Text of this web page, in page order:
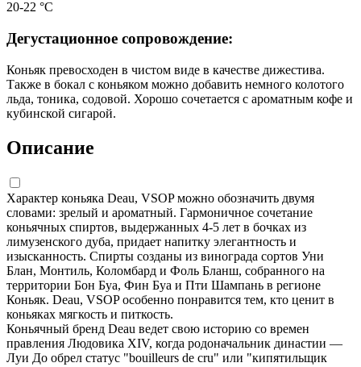
20-22 °С
Дегустационное сопровождение:
Коньяк превосходен в чистом виде в качестве дижестива.
Также в бокал с коньяком можно добавить немного колотого
льда, тоника, содовой. Хорошо сочетается с ароматным кофе и
кубинской сигарой.
Описание
Характер коньяка Deau, VSOP можно обозначить двумя
словами: зрелый и ароматный. Гармоничное сочетание
коньячных спиртов, выдержанных 4-5 лет в бочках из
лимузенского дуба, придает напитку элегантность и
изысканность. Спирты созданы из винограда сортов Уни
Блан, Монтиль, Коломбард и Фоль Бланш, собранного на
территории Бон Буа, Фин Буа и Пти Шампань в регионе
Коньяк. Deau, VSOP особенно понравится тем, кто ценит в
коньяках мягкость и питкость.
Коньячный бренд Deau ведет свою историю со времен
правления Людовика XIV, когда родоначальник династии —
Луи До обрел статус "bouilleurs de cru" или "кипятильщик